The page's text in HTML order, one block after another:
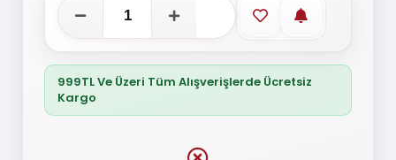
Favorilere ekle
Stoğa
999TL Ve Üzeri Tüm Alışverişlerde Ücretsiz
Kargo